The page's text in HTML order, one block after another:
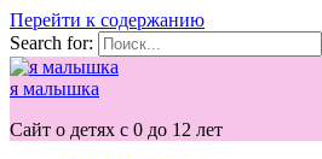
Перейти к содержанию
Search for:
я малышка
Сайт о детях с 0 до 12 лет